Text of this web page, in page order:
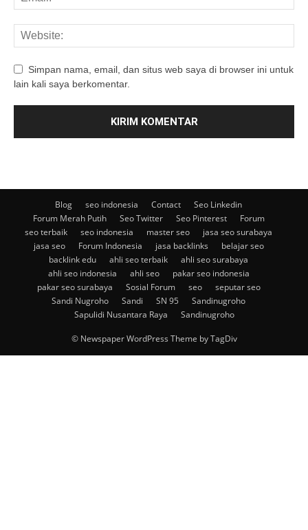
Simpan nama, email, dan situs web saya di browser ini untuk
lain kali saya berkomentar.
Blog seo indonesia Contact
Seo Linkedin
Forum Merah Putih
Seo Twitter Seo Pinterest
Forum
seo terbaik
seo indonesia master seo
jasa seo surabaya
jasa seo
Forum Indonesia jasa backlinks
belajar seo
backlink edu
ahli seo terbaik
ahli seo surabaya
ahli seo indonesia
ahli seo
pakar seo indonesia
pakar seo surabaya
Sosial Forum seo
seputar seo
Sandi Nugroho
Sandi SN 95
Sandinugroho
Sapulidi Nusantara Raya
Sandinugroho
© Newspaper WordPress Theme by TagDiv